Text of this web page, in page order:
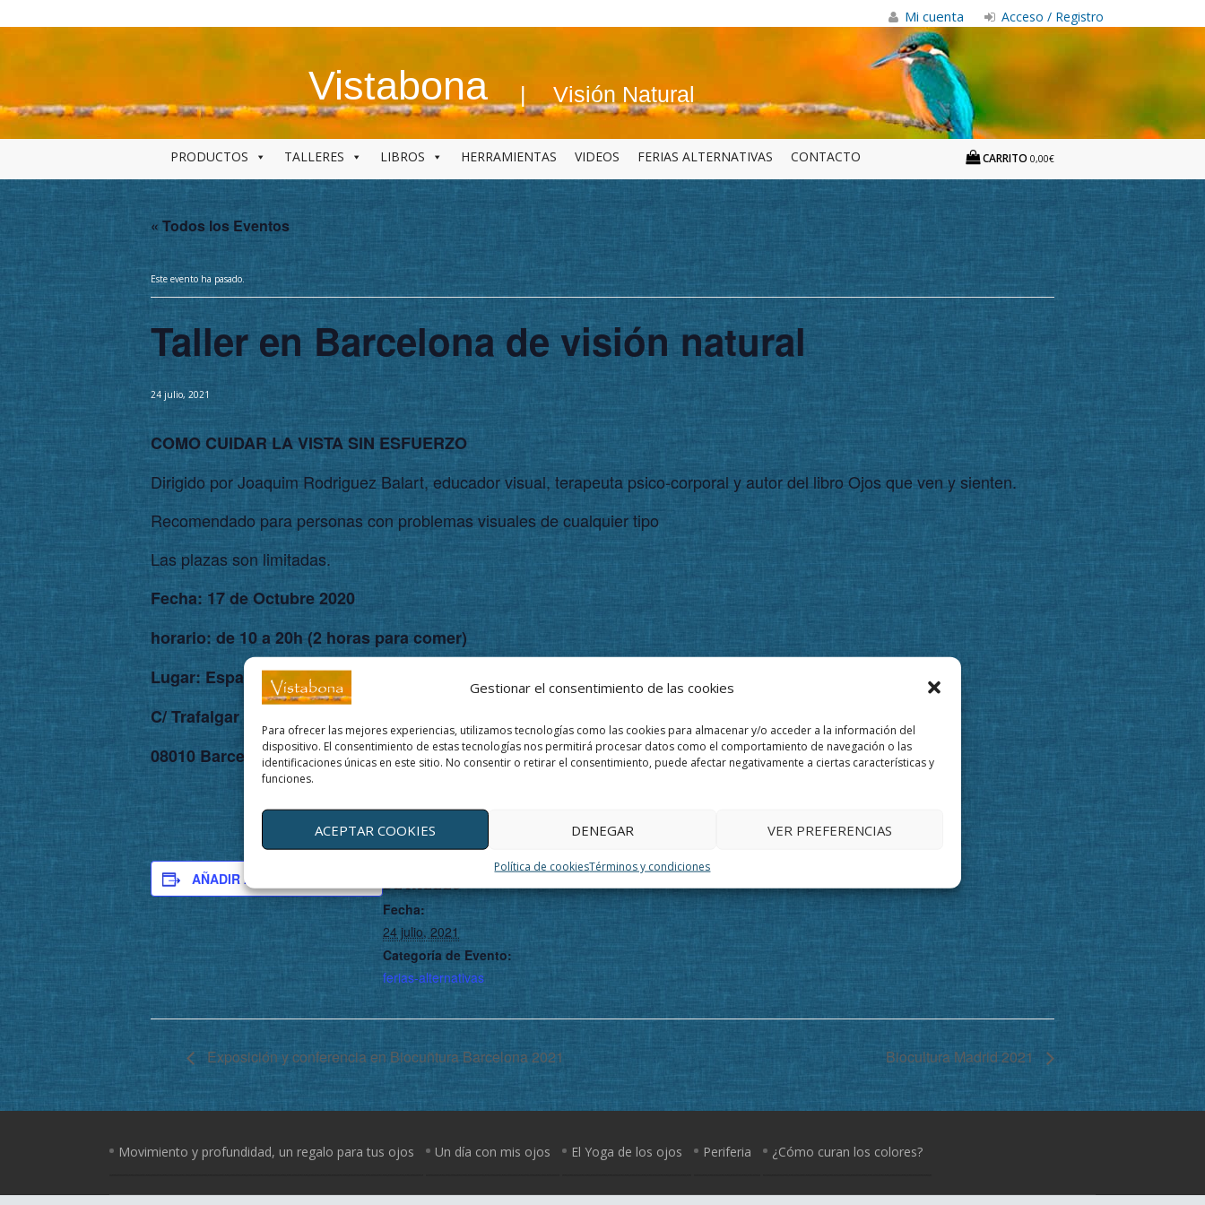
Gestionar el consentimiento de las cookies
Para ofrecer las mejores experiencias, utilizamos tecnologías como las cookies para almacenar y/o acceder a la información del
dispositivo. El consentimiento de estas tecnologías nos permitirá procesar datos como el comportamiento de navegación o las
identificaciones únicas en este sitio. No consentir o retirar el consentimiento, puede afectar negativamente a ciertas características y
funciones.
ACEPTAR COOKIES DENEGAR VER PREFERENCIAS
Política de cookiesTérminos y condiciones
Mi cuenta Acceso / Registro
Vistabona Visión Natural
PRODUCTOS TALLERES LIBROS HERRAMIENTAS VIDEOS FERIAS ALTERNATIVAS CONTACTO CARRITO 0,00€
« Todos los Eventos
Este evento ha pasado.
Taller en Barcelona de visión natural
24 julio, 2021
COMO CUIDAR LA VISTA SIN ESFUERZO
Dirigido por Joaquim Rodriguez Balart, educador visual, terapeuta psico-corporal y autor del libro Ojos que ven y sienten.
Recomendado para personas con problemas visuales de cualquier tipo
Las plazas son limitadas.
Fecha: 17 de Octubre 2020
horario: de 10 a 20h (2 horas para comer)
Lugar: Espai en blanc
C/ Trafalgar 19, 2º 2ª A
08010 Barcelona (Centro)
AÑADIR AL CALENDARIO DETALLES
Fecha:
24 julio, 2021
Categoría de Evento:
ferias-alternativas
Exposición y conferencia en Biocuñtura Barcelona 2021 Biocultura Madrid 2021
Movimiento y profundidad, un regalo para tus ojos Un día con mis ojos El Yoga de los ojos Periferia ¿Cómo curan los colores?